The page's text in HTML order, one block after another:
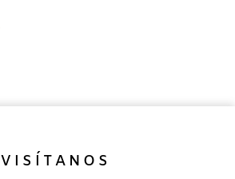
VISÍTANOS